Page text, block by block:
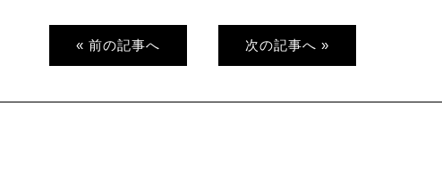
« 前の記事へ 次の記事へ »